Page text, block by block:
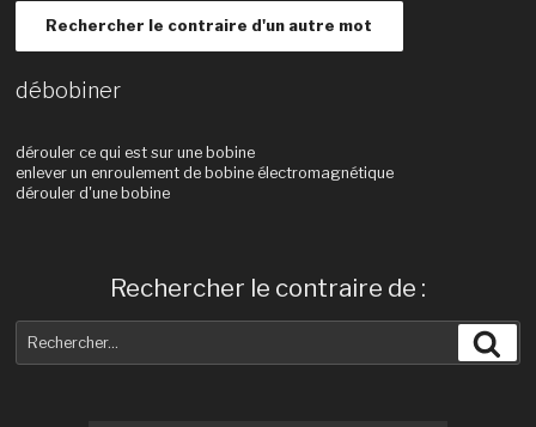
Rechercher le contraire d'un autre mot
débobiner
dérouler ce qui est sur une bobine
enlever un enroulement de bobine électromagnétique
dérouler d'une bobine
Rechercher le contraire de :
pour